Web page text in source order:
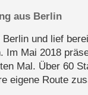
aus Berlin
und lief
Im Mai 2018
Mal. Über 60
eigene Route